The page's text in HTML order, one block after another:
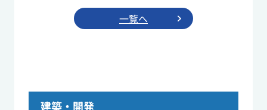
一覧へ
建築・開発